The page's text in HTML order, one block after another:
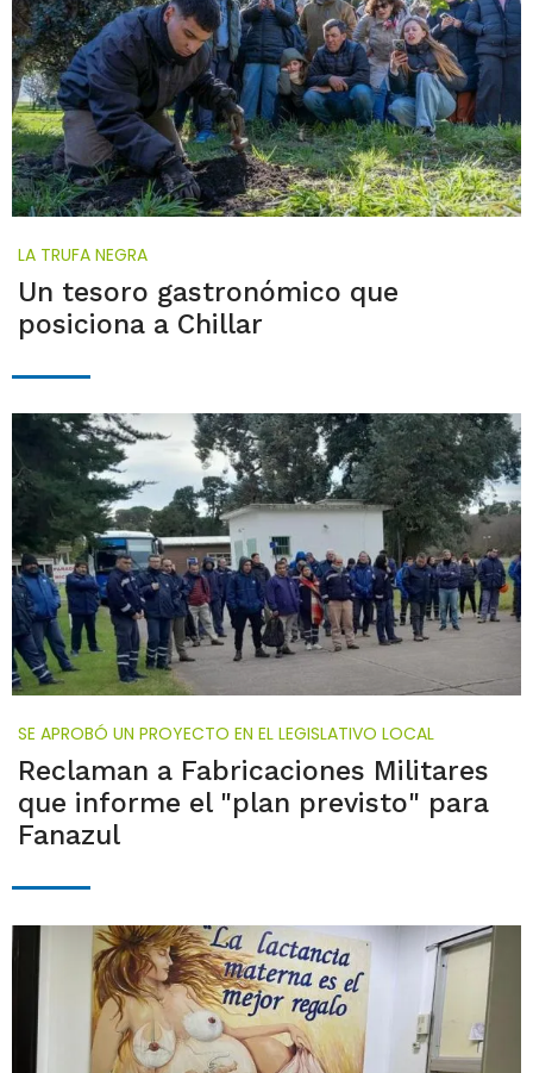
LA TRUFA NEGRA
Un tesoro gastronómico que
posiciona a Chillar
SE APROBÓ UN PROYECTO EN EL LEGISLATIVO LOCAL
Reclaman a Fabricaciones Militares
que informe el "plan previsto" para
Fanazul